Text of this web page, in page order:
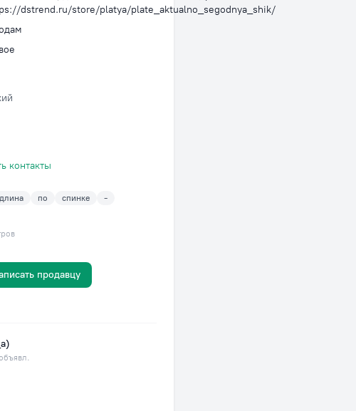
dstrend.ru/store/platya/plate_aktualno_segodnya_shik/
контакты
длина по спинке -
продавцу